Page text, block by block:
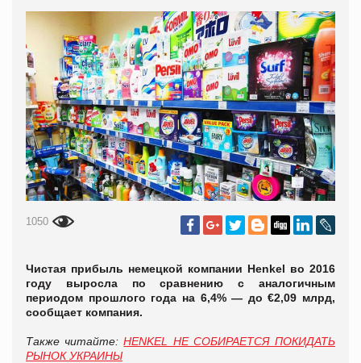
1050
Чистая прибыль немецкой компании Henkel во 2016
году выросла по сравнению с аналогичным
периодом прошлого года на 6,4% — до €2,09 млрд,
сообщает компания.
Также читайте:HENKEL НЕ СОБИРАЕТСЯ ПОКИДАТЬ
РЫНОК УКРАИНЫ